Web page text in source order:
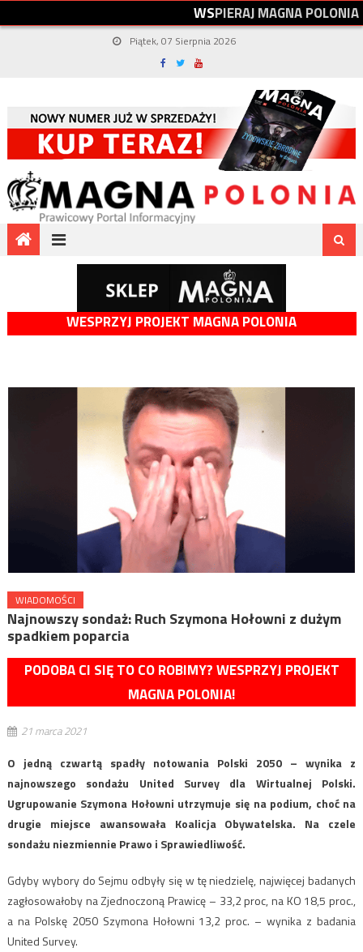
WSPIERAJMAGNAPOLONIA
Piątek, 07 Sierpnia 2026
WESPRZYJ PROJEKT MAGNA POLONIA
WIADOMOŚCI
Najnowszy sondaż: Ruch Szymona Hołowni z dużym
spadkiem poparcia
PODOBA CI SIĘ TO CO ROBIMY? WESPRZYJ PROJEKT
MAGNA POLONIA!
21 marca 2021
O jedną czwartą spadły notowania Polski 2050 – wynika z
najnowszego sondażu United Survey dla Wirtualnej Polski.
Ugrupowanie Szymona Hołowni utrzymuje się na podium, choć na
drugie miejsce awansowała Koalicja Obywatelska. Na czele
sondażu niezmiennie Prawo i Sprawiedliwość.
Gdyby wybory do Sejmu odbyły się w tę niedzielę, najwięcej badanych
zagłosowałoby na Zjednoczoną Prawicę – 33,2 proc, na KO 18,5 proc.,
a na Polskę 2050 Szymona Hołowni 13,2 proc. – wynika z badania
United Survey.